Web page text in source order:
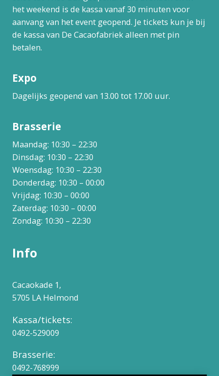
het weekend is de kassa vanaf 30 minuten voor
aanvang van het event geopend. Je tickets kun je bij
de kassa van De Cacaofabriek alleen met pin
betalen.
Expo
Dagelijks geopend van 13.00 tot 17.00 uur.
Brasserie
Maandag: 10:30 – 22:30
Dinsdag: 10:30 – 22:30
Woensdag: 10:30 – 22:30
Donderdag: 10:30 – 00:00
Vrijdag: 10:30 – 00:00
Zaterdag: 10:30 – 00:00
Zondag: 10:30 – 22:30
Info
Cacaokade 1,
5705 LA Helmond
Kassa/tickets:
0492-529009
Brasserie:
0492-768999